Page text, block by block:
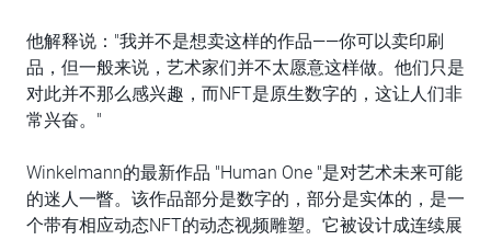
他解释说："我并不是想卖这样的作品——你可以卖印刷
品，但一般来说，艺术家们并不太愿意这样做。他们只是
对此并不那么感兴趣，而NFT是原生数字的，这让人们非
常兴奋。"
Winkelmann的最新作品 "Human One "是对艺术未来可能
的迷人一瞥。该作品部分是数字的，部分是实体的，是一
个带有相应动态NFT的动态视频雕塑。它被设计成连续展